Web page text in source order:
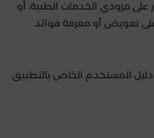
على مزودي الخدمات الطبية، أو
تعويض أو معرفة فوائد
المستخدم الخاص بالتطبيق